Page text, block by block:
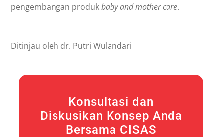
pengembangan produkbaby and mother care.
Ditinjau oleh dr. Putri Wulandari
Konsultasi dan
Diskusikan Konsep Anda
Bersama CISAS